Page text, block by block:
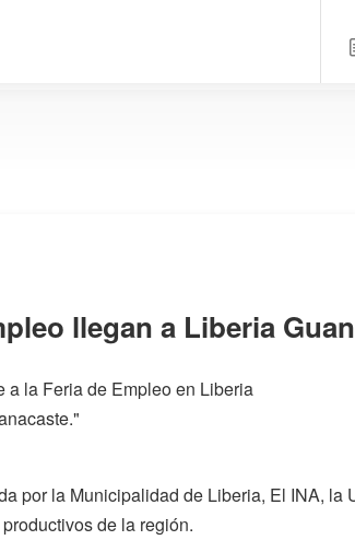
llegan a Liberia
a la Feria de Empleo en Liberia
por la Municipalidad de Liberia, El INA, la
de la región.